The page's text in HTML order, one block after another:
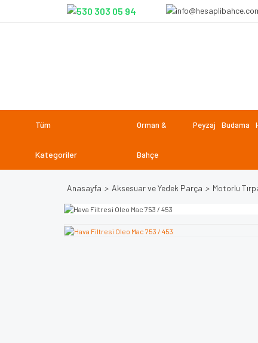
Tüm
Kategoriler
Orman &
Bahçe
Peyzaj Budama
Anasayfa Aksesuar ve Yedek Parça Motorlu